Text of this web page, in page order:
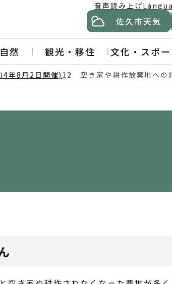
音声読み上げ
佐久市天気
然 観光・移住 文化・スポ
年8月2日開催) 12 空き家や耕作放棄地への